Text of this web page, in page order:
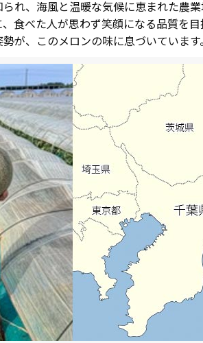
れ、海風と温暖な気候に恵まれた農
食べた人が思わず笑顔になる品質を
が、このメロンの味に息づいています